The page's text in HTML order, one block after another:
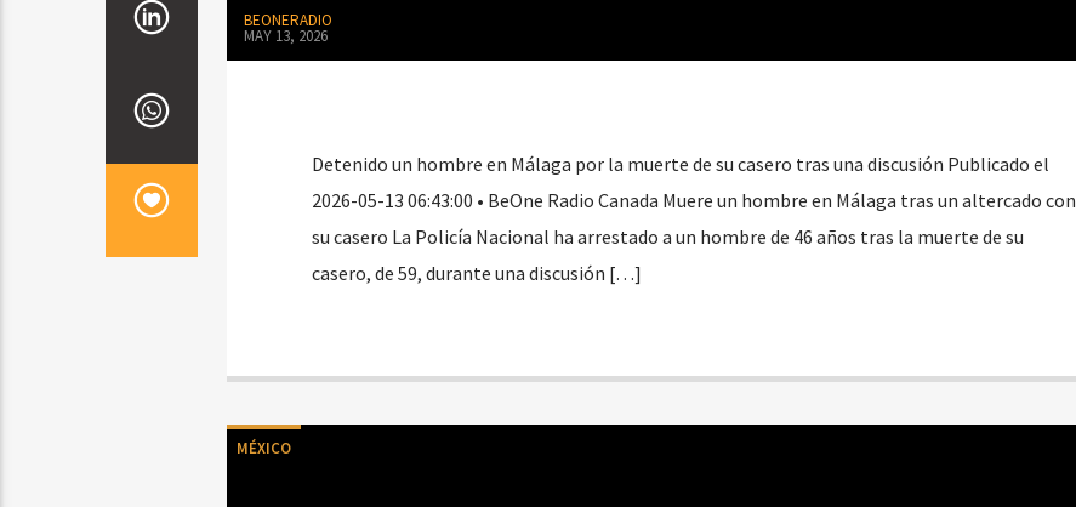
BEONERADIO
MAY 13, 2026
Detenido un hombre en Málaga por la muerte de su casero tras una discusión Publicado el
2026-05-13 06:43:00 • BeOne Radio Canada Muere un hombre en Málaga tras un altercado con
su casero La Policía Nacional ha arrestado a un hombre de 46 años tras la muerte de su
casero, de 59, durante una discusión […]
MÉXICO